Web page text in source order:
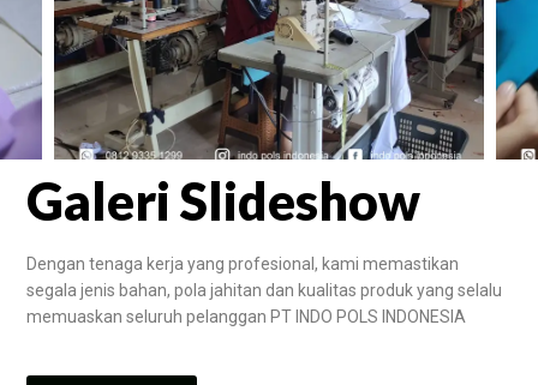
Galeri Slideshow
Dengan tenaga kerja yang profesional, kami memastikan
segala jenis bahan, pola jahitan dan kualitas produk yang selalu
memuaskan seluruh pelanggan PT INDO POLS INDONESIA